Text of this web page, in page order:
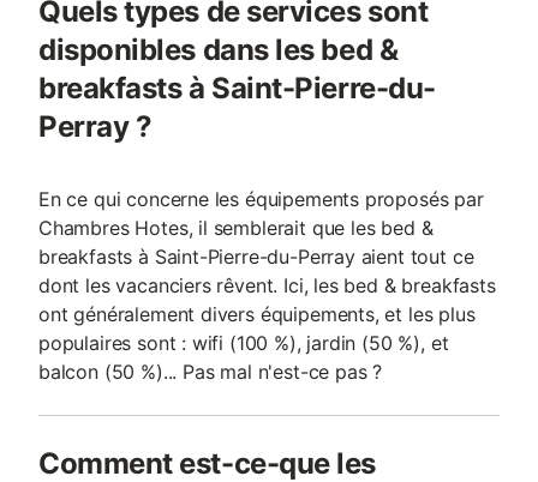
+ internet 👕 Armoire et penderie ♨️
Chauffage
Quels types de services sont
disponibles dans les bed &
breakfasts à Saint-Pierre-du-
Perray ?
En ce qui concerne les équipements proposés par
Chambres Hotes, il semblerait que les bed &
breakfasts à Saint-Pierre-du-Perray aient tout ce
dont les vacanciers rêvent. Ici, les bed & breakfasts
ont généralement divers équipements, et les plus
populaires sont : wifi (100 %), jardin (50 %), et
balcon (50 %)... Pas mal n'est-ce pas ?
Comment est-ce-que les